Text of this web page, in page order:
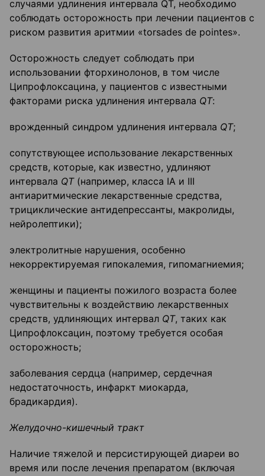
случаями удлинения интервала QT, необходимо
соблюдать осторожность при лечении пациентов с
риском развития аритмии «torsades de pointes».
Осторожность следует соблюдать при
использовании фторхинолонов, в том числе
Ципрофлоксацина, у пациентов с известными
факторами риска удлинения интервала QT:
врожденный синдром удлинения интервала QT;
сопутствующее использование лекарственных
средств, которые, как известно, удлиняют
интервала QT(например, класса IA и III
антиаритмические лекарственные средства,
трициклические антидепрессанты, макролиды,
нейролептики);
электролитные нарушения, особенно
некорректируемая гипокалемия, гипомагниемия;
женщины и пациенты пожилого возраста более
чувствительны к воздействию лекарственных
средств, удлиняющих интервал QT, таких как
Ципрофлоксацин, поэтому требуется особая
осторожность;
заболевания сердца (например, сердечная
недостаточность, инфаркт миокарда,
брадикардия).
Желудочно-кишечный тракт
Наличие тяжелой и персистирующей диареи во
время или после лечения препаратом (включая